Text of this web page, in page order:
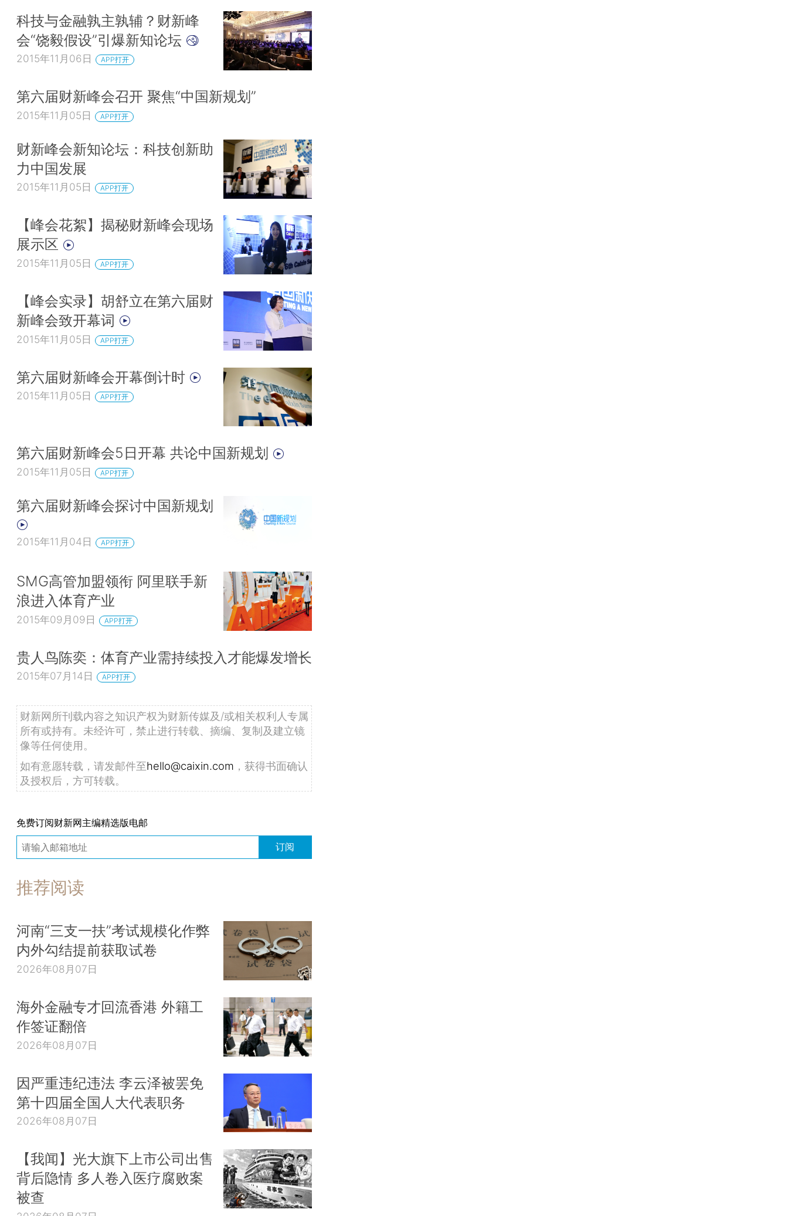
科技与金融孰主孰辅？财新峰
会“饶毅假设”引爆新知论坛
2015年11月06日 APP打开
第六届财新峰会召开 聚焦“中国新规划”
2015年11月05日 APP打开
财新峰会新知论坛：科技创新助
力中国发展
2015年11月05日 APP打开
【峰会花絮】揭秘财新峰会现场
展示区
2015年11月05日 APP打开
【峰会实录】胡舒立在第六届财
新峰会致开幕词
2015年11月05日 APP打开
第六届财新峰会开幕倒计时
2015年11月05日 APP打开
第六届财新峰会5日开幕 共论中国新规划
2015年11月05日 APP打开
第六届财新峰会探讨中国新规划
2015年11月04日 APP打开
SMG高管加盟领衔 阿里联手新
浪进入体育产业
2015年09月09日 APP打开
贵人鸟陈奕：体育产业需持续投入才能爆发增长
2015年07月14日 APP打开
财新网所刊载内容之知识产权为财新传媒及/或相关权利人专属
所有或持有。未经许可，禁止进行转载、摘编、复制及建立镜
像等任何使用。
如有意愿转载，请发邮件至hello@caixin.com ，获得书面确认
及授权后，方可转载。
免费订阅财新网主编精选版电邮
订阅
推荐阅读
河南“三支一扶”考试规模化作弊
内外勾结提前获取试卷
2026年08月07日
海外金融专才回流香港 外籍工
作签证翻倍
2026年08月07日
因严重违纪违法 李云泽被罢免
第十四届全国人大代表职务
2026年08月07日
【我闻】光大旗下上市公司出售
背后隐情 多人卷入医疗腐败案
被查